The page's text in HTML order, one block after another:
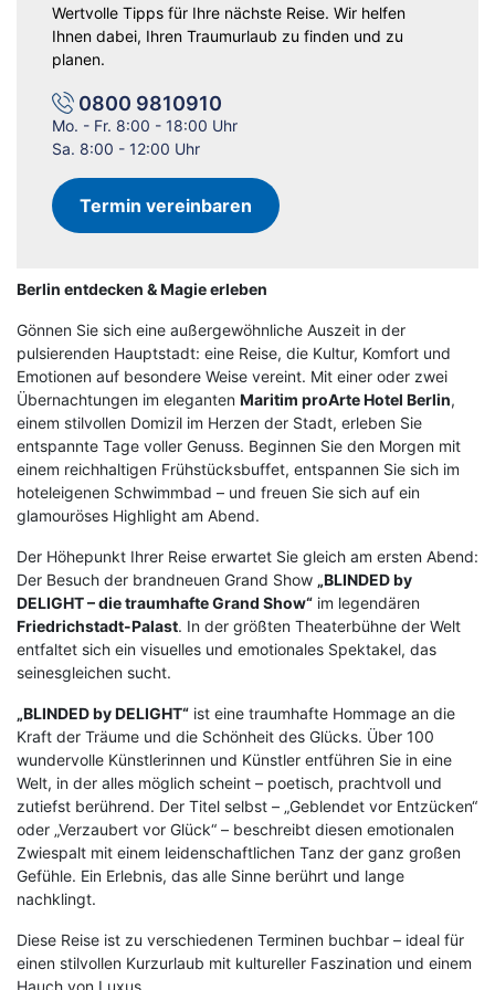
Berlin entdecken & Magie erleben
Gönnen Sie sich eine außergewöhnliche Auszeit in der
pulsierenden Hauptstadt: eine Reise, die Kultur, Komfort und
Emotionen auf besondere Weise vereint. Mit einer oder zwei
Übernachtungen im eleganten Maritim proArte Hotel Berlin,
einem stilvollen Domizil im Herzen der Stadt, erleben Sie
entspannte Tage voller Genuss. Beginnen Sie den Morgen mit
einem reichhaltigen Frühstücksbuffet, entspannen Sie sich im
hoteleigenen Schwimmbad – und freuen Sie sich auf ein
glamouröses Highlight am Abend.
Der Höhepunkt Ihrer Reise erwartet Sie gleich am ersten Abend:
Der Besuch der brandneuen Grand Show „BLINDED by
DELIGHT – die traumhafte Grand Show“ im legendären
Friedrichstadt-Palast. In der größten Theaterbühne der Welt
entfaltet sich ein visuelles und emotionales Spektakel, das
seinesgleichen sucht.
„BLINDED by DELIGHT“ ist eine traumhafte Hommage an die
Kraft der Träume und die Schönheit des Glücks. Über 100
wundervolle Künstlerinnen und Künstler entführen Sie in eine
Welt, in der alles möglich scheint – poetisch, prachtvoll und
zutiefst berührend. Der Titel selbst – „Geblendet vor Entzücken“
oder „Verzaubert vor Glück“ – beschreibt diesen emotionalen
Zwiespalt mit einem leidenschaftlichen Tanz der ganz großen
Gefühle. Ein Erlebnis, das alle Sinne berührt und lange
nachklingt.
Diese Reise ist zu verschiedenen Terminen buchbar – ideal für
einen stilvollen Kurzurlaub mit kultureller Faszination und einem
Hauch von Luxus.
Wertvolle Tipps für Ihre nächste Reise. Wir helfen
Ihnen dabei, Ihren Traumurlaub zu finden und zu
planen.
0800 9810910
Mo. - Fr. 8:00 - 18:00 Uhr
Sa. 8:00 - 12:00 Uhr
Termin vereinbaren